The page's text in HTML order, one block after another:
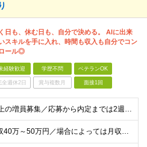
日も、休む日も、自分で決める。 AIに出来
スキルを手に入れ、時間も収入も自分でコン
ール◎
経験歓迎 学歴不問 ベテランOK
全週休2日 賞与複数月 面接1回
≪10名以上の増員募集／応募から内定までは2週間！≫ ≪未経験スタートが90％以上／必要なのは自動車免許のみ≫ ★20～40代を中心に幅広い世代の方が活躍中！ ■学歴不問 ■未経験OK ■普通自動車免
≪平均月収40万～50万円／場合によっては月収100万円も可≫ ≪1年目想定年収480万円～600万円！≫ ◆完全出来高制 ※開業後、5ヶ月間は売上補填制度あり（売上額による） ◎技術研修期間(2ヶ